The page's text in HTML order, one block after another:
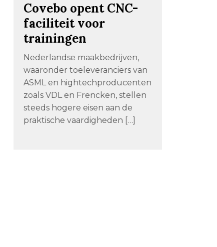
Covebo opent CNC-
faciliteit voor
trainingen
Nederlandse maakbedrijven,
waaronder toeleveranciers van
ASML en hightechproducenten
zoals VDL en Frencken, stellen
steeds hogere eisen aan de
praktische vaardigheden […]